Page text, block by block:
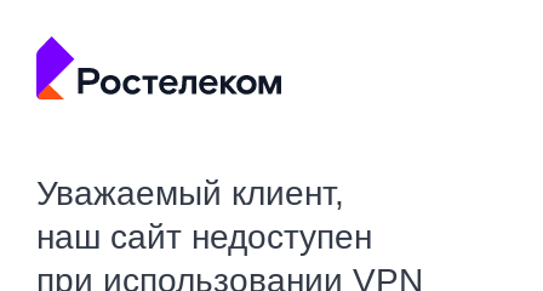
Уважаемый клиент,
наш сайт недоступен
при использовании VPN